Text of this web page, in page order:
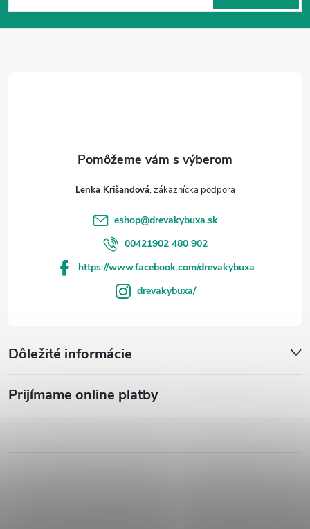
p
ä
Lenka Krišandová
eshop@drevakybuxa.sk
00421902 480 902
https://www.facebook.com/drevakybuxa
drevakybuxa/
Dôležité informácie
Prijímame online platby